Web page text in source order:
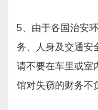
5、由于各国治安
务、人身及交通安
请不要在车里或室
馆对失窃的财务不